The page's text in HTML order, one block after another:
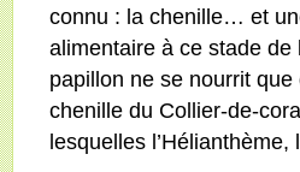
connu : la chenille… et
alimentaire à ce stade de
papillon ne se nourrit
chenille du Collier-de-
lesquelles l’Hélianthème,